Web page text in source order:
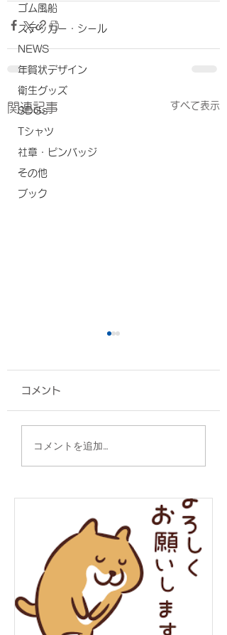
ゴム風船
ステッカー・シール
NEWS
年賀状デザイン
衛生グッズ
SDGs
Tシャツ
社章・ピンバッジ
その他
ブック
関連記事 すべて表示
クリアファイル/OIST
Innovation 様
コメント
コメントを追加…